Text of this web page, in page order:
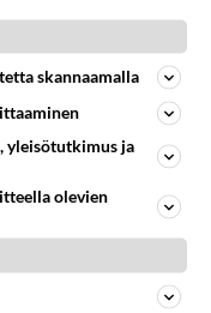
Vastattu 2v
PUHELIMEEN!!??
tietokoneelle
puhelimeen
skannaamalla
yleisötutkimus ja
olevien